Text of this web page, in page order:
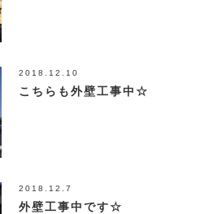
こちらも外壁工事中☆
2018.12.10
外壁工事中です☆
2018.12.7